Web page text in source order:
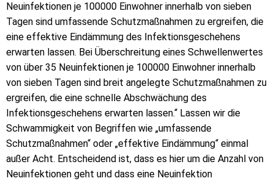
Neuinfektionen je 100000 Einwohner innerhalb von sieben
Tagen sind umfassende Schutzmaßnahmen zu ergreifen, die
eine effektive Eindämmung des Infektionsgeschehens
erwarten lassen. Bei Überschreitung eines Schwellenwertes
von über 35 Neuinfektionen je 100000 Einwohner innerhalb
von sieben Tagen sind breit angelegte Schutzmaßnahmen zu
ergreifen, die eine schnelle Abschwächung des
Infektionsgeschehens erwarten lassen.“ Lassen wir die
Schwammigkeit von Begriffen wie „umfassende
Schutzmaßnahmen“ oder „effektive Eindämmung“ einmal
außer Acht. Entscheidend ist, dass es hier um die Anzahl von
Neuinfektionen geht und dass eine Neuinfektion